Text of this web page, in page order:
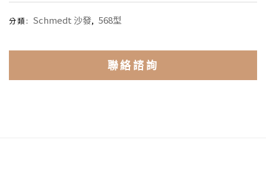
分類: Schmedt 沙發, 568型
聯絡諮詢